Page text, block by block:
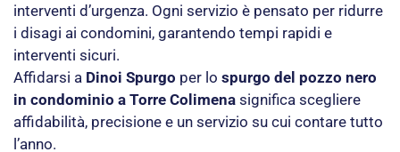
interventi d’urgenza. Ogni servizio è pensato per ridurre
i disagi ai condomini, garantendo tempi rapidi e
interventi sicuri.
Affidarsi a Dinoi Spurgo per lo spurgo del pozzo nero
in condominio a Torre Colimena significa scegliere
affidabilità, precisione e un servizio su cui contare tutto
l’anno.